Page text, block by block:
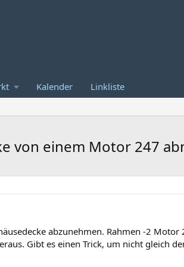
Kalender Linkliste
von einem Motor 247
abzunehmen. Rahmen -2
Gibt es einen Trick, um nicht gleich